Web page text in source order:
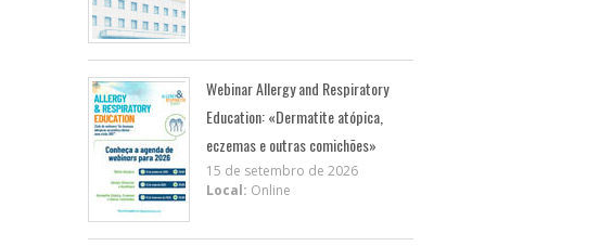
Webinar Allergy and Respiratory
Education: «Dermatite atópica,
eczemas e outras comichões»
15 de setembro de 2026
Local: Online